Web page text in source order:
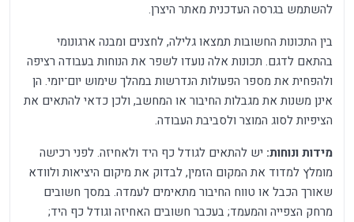
להשתמש בגרסה העדכנית מאתר היצרן.
בין התכונות החשובות תמצאו גלילה, לחצנים ומבנה ארגונומי
בהתאם לדגם. תכונות אלה נועדו לשפר את הנוחות בעבודה רציפה
ולהפחית את מספר הפעולות הנדרשות במהלך שימוש יום־יומי. הן
אינן משנות את מגבלות החיבור או המחשב, ולכן כדאי להתאים את
הציפיות לסוג המוצר ולסביבת העבודה.
מידות ונוחות: יש להתאים לגודל כף היד ולאחיזה. לפני רכישה
מומלץ למדוד את המקום הזמין, לבדוק את מיקום היציאות ולוודא
שאורך הכבל או טווח החיבור מתאימים לעמדה. במסך חשובים
מרחק הצפייה והמעמד; בעכבר חשובים האחיזה וגודל כף היד;